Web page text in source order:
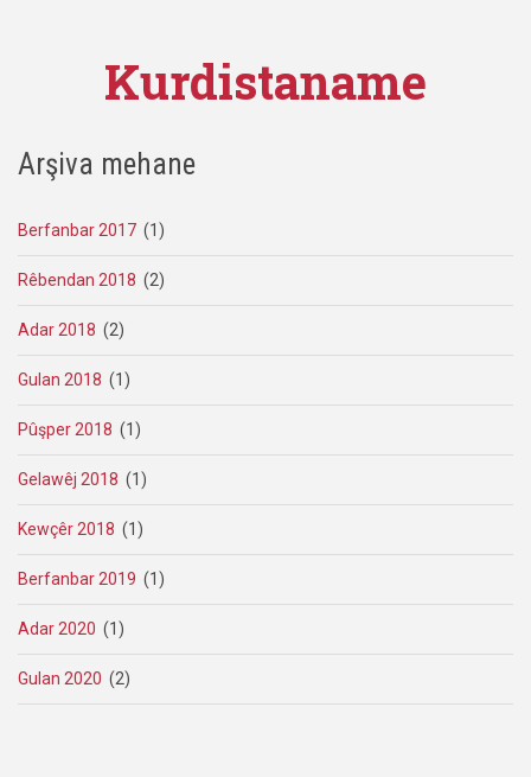
Kurdistaname
Arşiva mehane
Berfanbar 2017 (1)
Rêbendan 2018 (2)
Adar 2018 (2)
Gulan 2018 (1)
Pûşper 2018 (1)
Gelawêj 2018 (1)
Kewçêr 2018 (1)
Berfanbar 2019 (1)
Adar 2020 (1)
Gulan 2020 (2)